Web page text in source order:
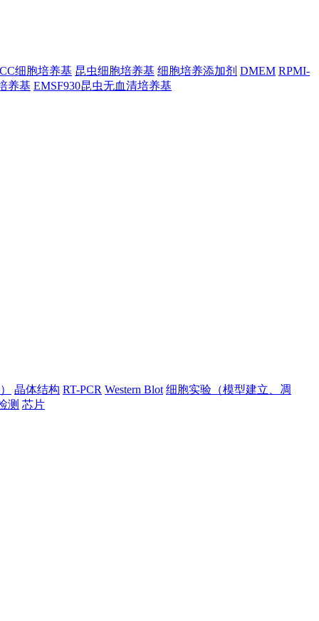
细胞培养基 昆虫细胞培养基 细胞培养添加剂 DMEM RPMI-
养基 EMSF930昆虫无血清培养基
晶体结构 RT-PCR Western Blot 细胞实验（模型建立、凋
测 芯片